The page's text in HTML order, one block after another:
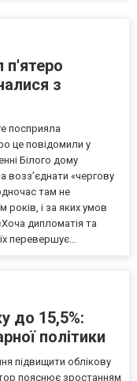
п'ятеро
з
посприяла
це повідомили у
Білого дому
«чергову
там не
років, і за яких умов
дипломатія та
перевершує...
до 15,5%:
політики
підвищити облікову
пояснює зростанням